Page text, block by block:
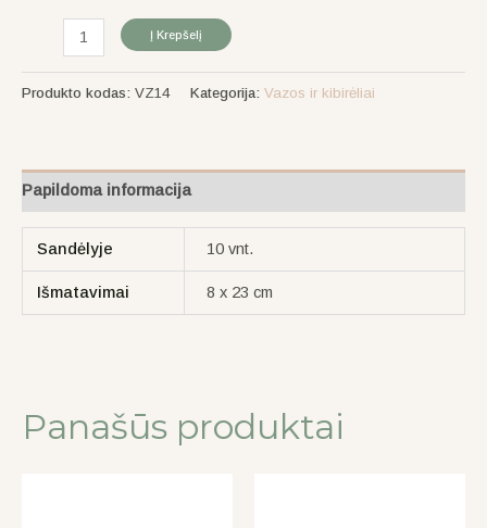
Į Krepšelį
Produkto kodas: VZ14 Kategorija: Vazos ir kibirėliai
Papildoma informacija
Sandėlyje 10 vnt.
Išmatavimai 8 x 23 cm
Panašūs produktai